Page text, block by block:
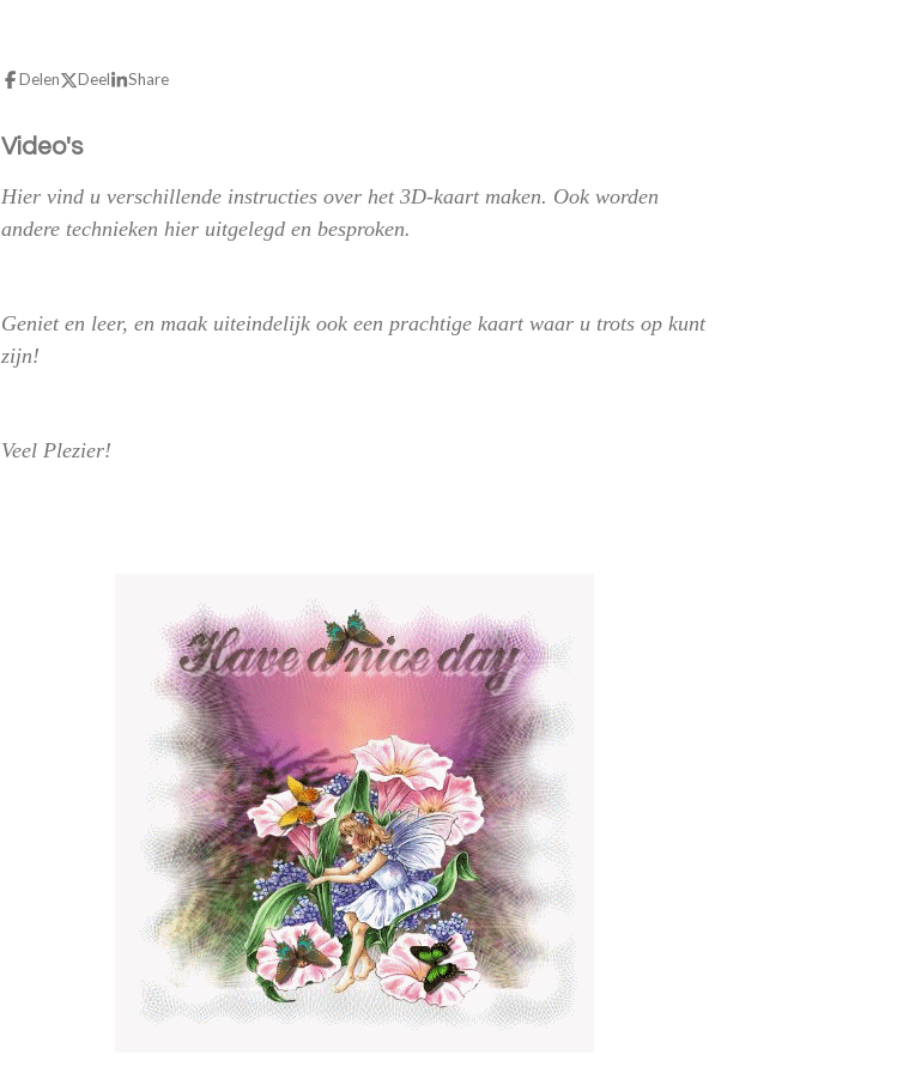
Delen Deel Share
Video's
Hier vind u verschillende instructies over het 3D-kaart maken. Ook worden
andere technieken hier uitgelegd en besproken.
Geniet en leer, en maak uiteindelijk ook een prachtige kaart waar u trots op kunt
zijn!
Veel Plezier!